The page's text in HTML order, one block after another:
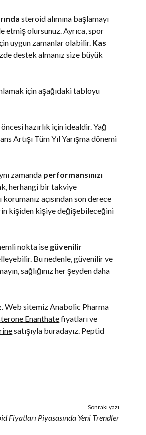
steroid alımına başlamayı
etmiş olursunuz. Ayrıca, spor
uygun zamanlar olabilir. Kas
destek almanız size büyük
için aşağıdaki tabloyu
hazırlık için idealdir. Yağ
Artışı Tüm Yıl Yarışma dönemi
zamanda performansınızı
herhangi bir takviye
korumanız açısından son derece
kişiden kişiye değişebileceğini
nokta ise güvenilir
Bu nedenle, güvenilir ve
sağlığınız her şeyden daha
Web sitemiz Anabolic Pharma
Enanthatefiyatları ve
satışıyla buradayız. Peptid
Sonraki yazı
Fiyatları Piyasasında Yeni Trendler